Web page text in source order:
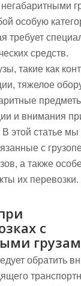
негабаритными
особую
требует
средств.
такие как
тяжелое
и внимания
В этой статье
с
а также
их перевозки.
с
обратить